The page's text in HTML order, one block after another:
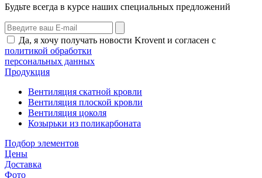
Будьте всегда в курсе наших специальных предложений
Да, я хочу получать новости Krovent и согласен с
политикой обработки
персональных данных
Продукция
Вентиляция скатной кровли
Вентиляция плоской кровли
Вентиляция цоколя
Козырьки из поликарбоната
Подбор элементов
Цены
Доставка
Фото